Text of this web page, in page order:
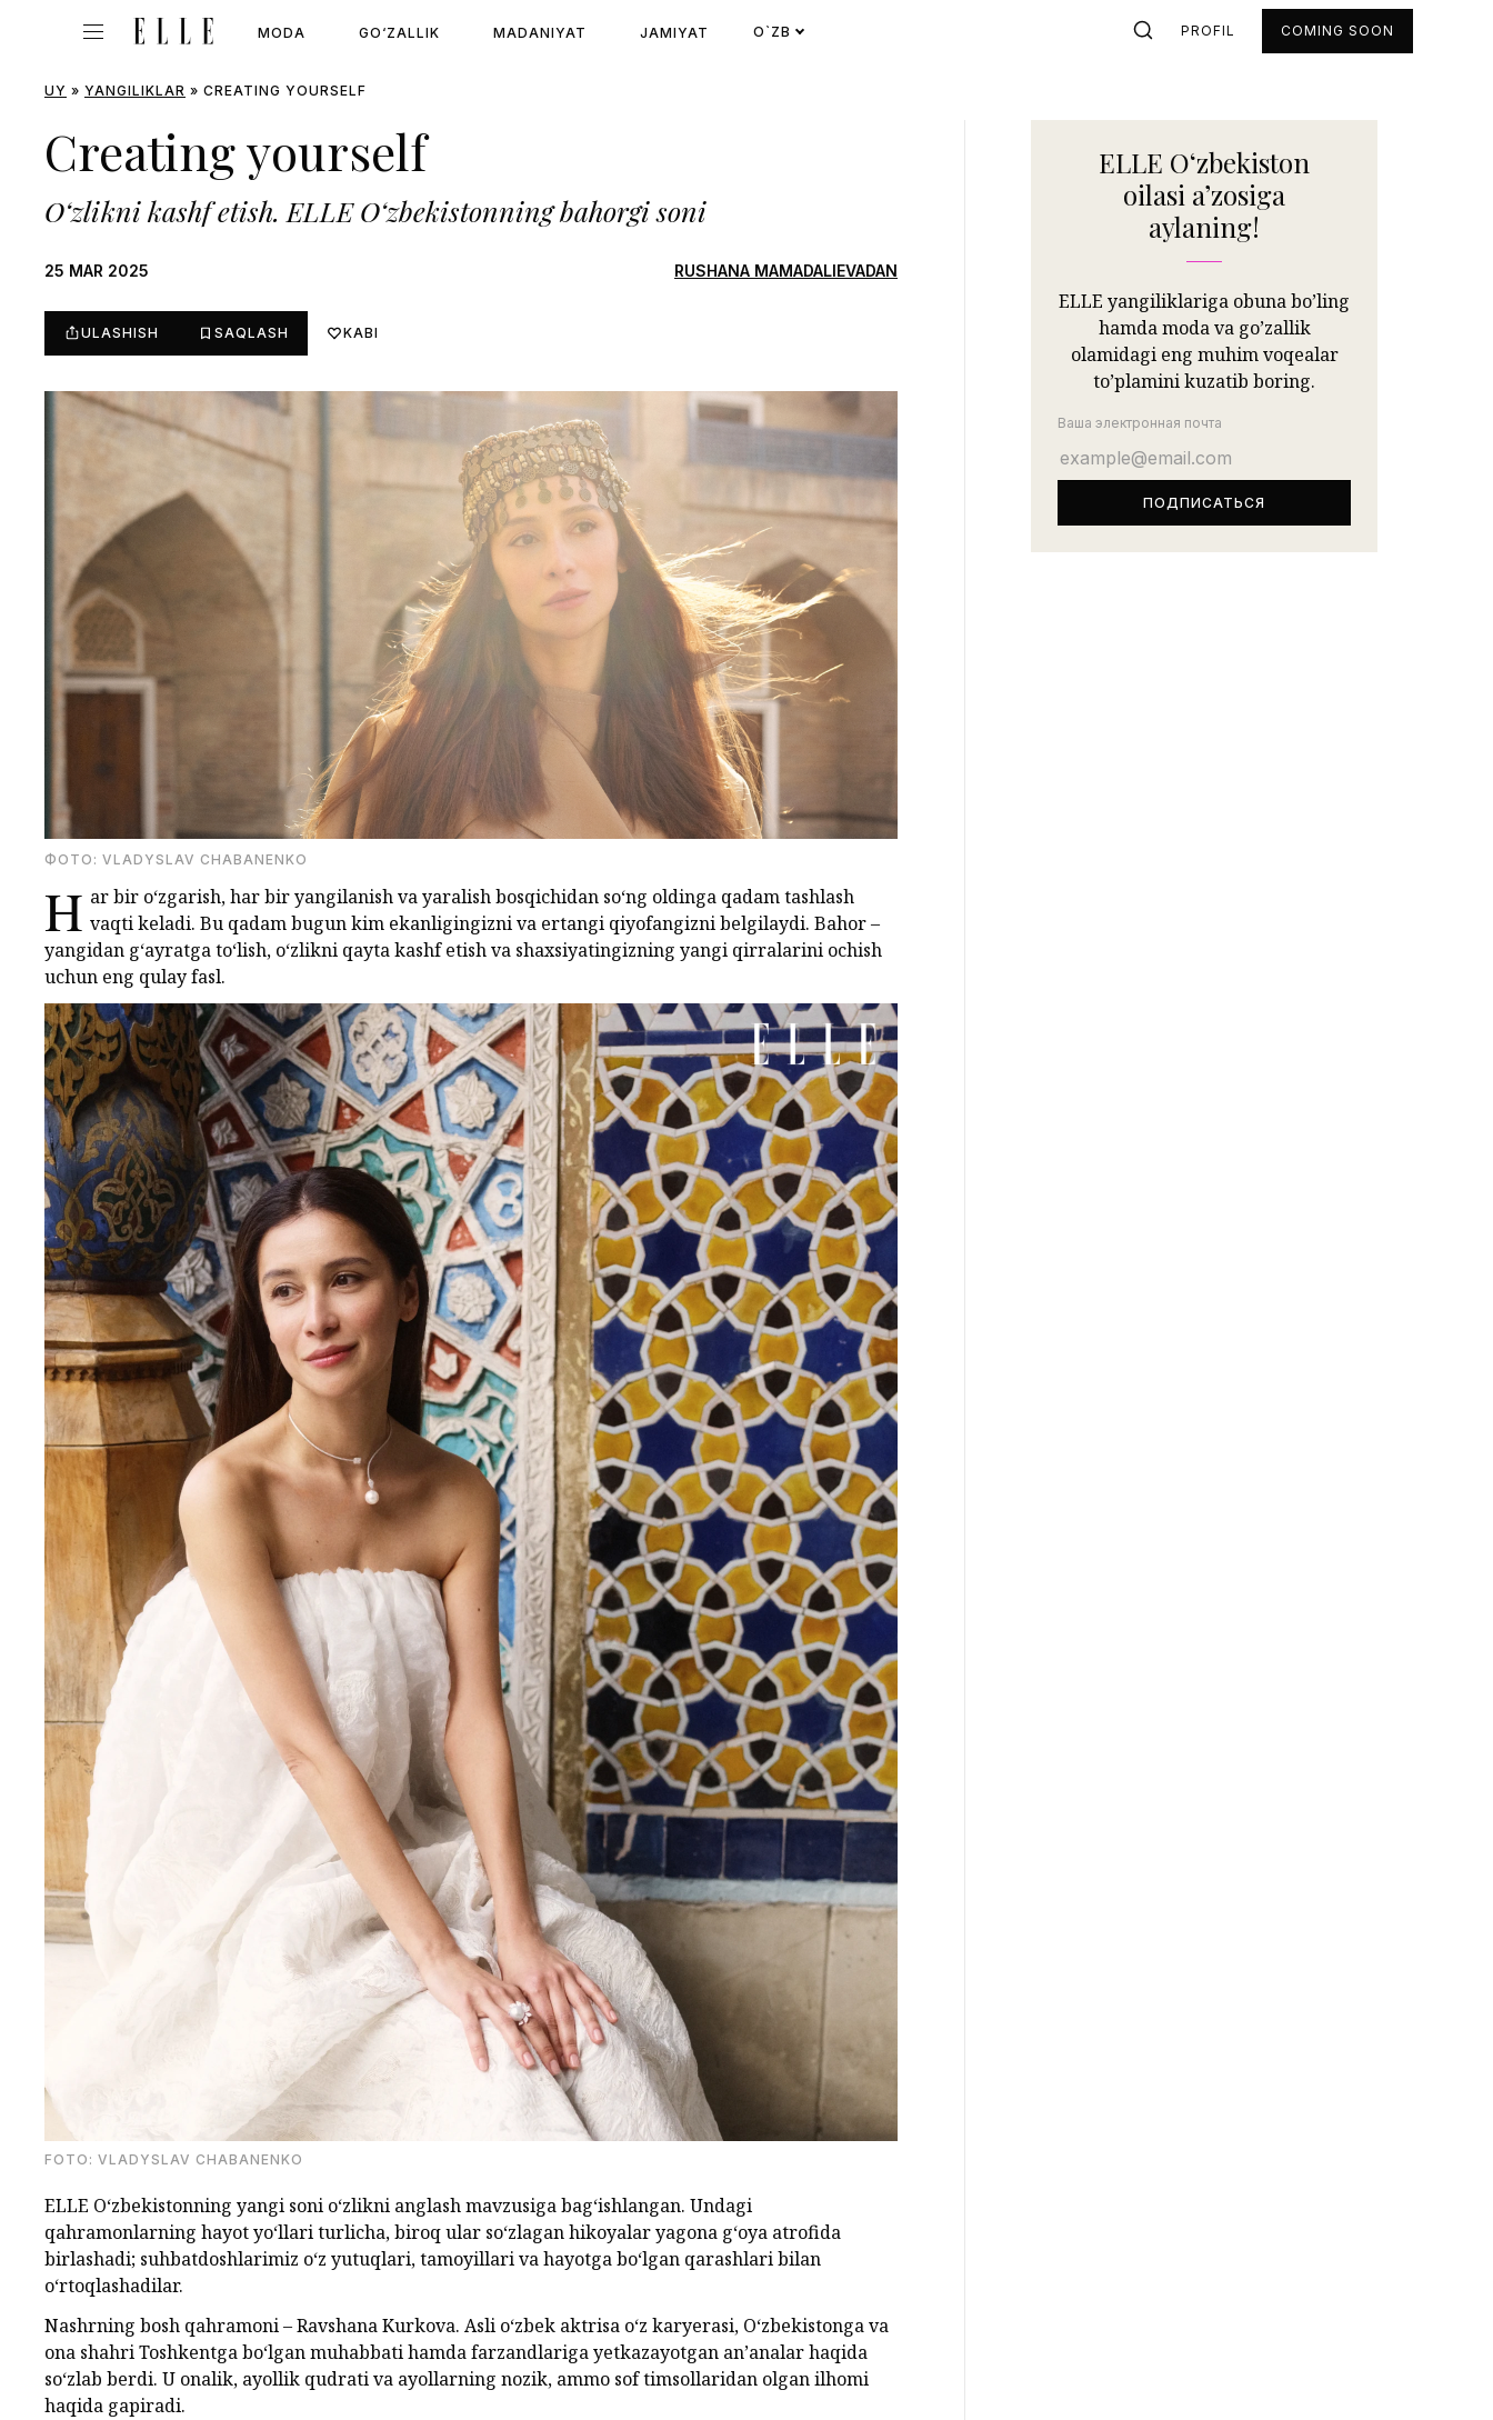
MODA GO‘ZALLIK MADANIYAT JAMIYAT O`ZB PROFIL COMING SOON
UY » YANGILIKLAR » CREATING YOURSELF
Creating yourself
O‘zlikni kashf etish. ELLE O‘zbekistonning bahorgi soni
25 MAR 2025 RUSHANA MAMADALIEVADAN
ULASHISH SAQLASH KABI
ФОТО: VLADYSLAV CHABANENKO
H ar bir o‘zgarish, har bir yangilanish va yaralish bosqichidan so‘ng oldinga qadam tashlash
vaqti keladi. Bu qadam bugun kim ekanligingizni va ertangi qiyofangizni belgilaydi. Bahor –
yangidan g‘ayratga to‘lish, o‘zlikni qayta kashf etish va shaxsiyatingizning yangi qirralarini ochish
uchun eng qulay fasl.
FOTO: VLADYSLAV CHABANENKO
ELLE O‘zbekistonning yangi soni o‘zlikni anglash mavzusiga bag‘ishlangan. Undagi
qahramonlarning hayot yo‘llari turlicha, biroq ular so‘zlagan hikoyalar yagona g‘oya atrofida
birlashadi; suhbatdoshlarimiz o‘z yutuqlari, tamoyillari va hayotga bo‘lgan qarashlari bilan
o‘rtoqlashadilar.
Nashrning bosh qahramoni – Ravshana Kurkova. Asli o‘zbek aktrisа o‘z karyerasi, O‘zbekistonga va
ona shahri Toshkentga bo‘lgan muhabbati hamda farzandlariga yetkazayotgan an’analar haqida
so‘zlab berdi. U onalik, ayollik qudrati va ayollarning nozik, ammo sof timsollaridan olgan ilhomi
haqida gapiradi.
ELLE Oʻzbekiston
oilasi aʼzosiga
aylaning!
ELLE yangiliklariga obuna bo’ling
hamda moda va go’zallik
olamidagi eng muhim voqealar
to’plamini kuzatib boring.
Ваша электронная почта